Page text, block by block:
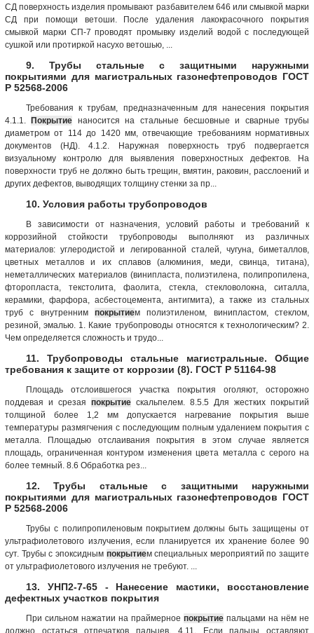
СД поверхность изделия промывают разбавителем 646 или смывкой марки
СД при помощи ветоши. После удаления лакокрасочного покрытия
смывкой марки СП-7 проводят промывку изделий водой с последующей
сушкой или протиркой насухо ветошью, ...
9. Трубы стальные с защитными наружными
покрытиями для магистральных газонефтепроводов ГОСТ
Р 52568-2006
Требования к трубам, предназначенным для нанесения покрытия
4.1.1.Покрытие наносится на стальные бесшовные и сварные трубы
диаметром от 114 до 1420 мм, отвечающие требованиям нормативных
документов (НД). 4.1.2. Наружная поверхность труб подвергается
визуальному контролю для выявления поверхностных дефектов. На
поверхности труб не должно быть трещин, вмятин, раковин, расслоений и
других дефектов, выводящих толщину стенки за пр...
10. Условия работы трубопроводов
В зависимости от назначения, условий работы и требований к
коррозийной стойкости трубопроводы выполняют из различных
материалов: углеродистой и легированной сталей, чугуна, биметаллов,
цветных металлов и их сплавов (алюминия, меди, свинца, титана),
неметаллических материалов (винипласта, полиэтилена, полипропилена,
фторопласта, текстолита, фаолита, стекла, стекловолокна, ситалла,
керамики, фарфора, асбестоцемента, антигмита), а также из стальных
труб с внутренним покрытием полиэтиленом, винипластом, стеклом,
резиной, эмалью. 1. Какие трубопроводы относятся к технологическим? 2.
Чем определяется сложность и трудо...
11. Трубопроводы стальные магистральные. Общие
требования к защите от коррозии (8). ГОСТ Р 51164-98
Площадь отслоившегося участка покрытия оголяют, осторожно
поддевая и срезая покрытие скальпелем. 8.5.5 Для жестких покрытий
толщиной более 1,2 мм допускается нагревание покрытия выше
температуры размягчения с последующим полным удалением покрытия с
металла. Площадью отслаивания покрытия в этом случае является
площадь, ограниченная контуром изменения цвета металла с серого на
более темный. 8.6 Обработка рез...
12. Трубы стальные с защитными наружными
покрытиями для магистральных газонефтепроводов ГОСТ
Р 52568-2006
Трубы с полипропиленовым покрытием должны быть защищены от
ультрафиолетового излучения, если планируется их хранение более 90
сут. Трубы с эпоксидным покрытием специальных мероприятий по защите
от ультрафиолетового излучения не требуют. ...
13. УНП2-7-65 - Нанесение мастики, восстановление
дефектных участков покрытия
При сильном нажатии на праймерное покрытие пальцами на нём не
должно остаться отпечатков пальцев. 4.11. Если пальцы оставляют